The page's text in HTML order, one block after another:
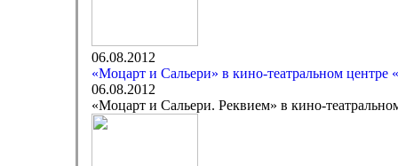
06.08.2012
«Моцарт и Сальери» в кино-театральном центре
06.08.2012
«Моцарт и Сальери. Реквием» в кино-